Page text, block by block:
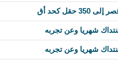
شهريا وعن تجربه
شهريا وعن تجربه